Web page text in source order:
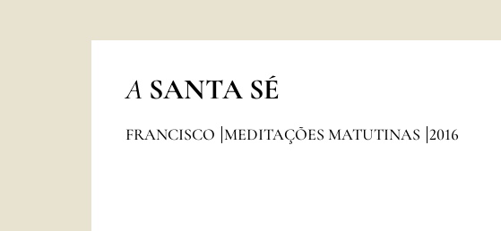
A SANTA SÉ
FRANCISCO MEDITAÇÕES MATUTINAS 2016